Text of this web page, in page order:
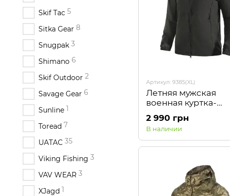
Артикул: 9385(XL)
Летняя мужская
военная куртка-
ветровка
Черная Camotec
2 990 грн
В наличии
Skif Tac 5
Sitka Gear 8
Snugpak 3
Shimano 6
Skif Outdoor 2
Savage Gear 6
Sunline 1
Toread 7
UATAC 35
Viking Fishing 3
VAV WEAR 3
XJagd 1